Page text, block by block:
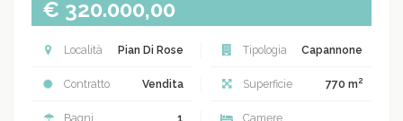
€ 320.000,00
Località Pian Di Rose Tipologia Capannone
Contratto Vendita Superficie 770 m2
Bagni 1 Camere